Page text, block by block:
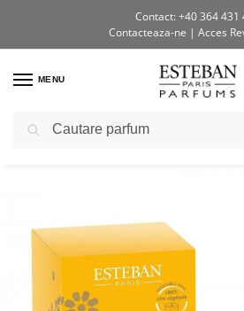
Contact: +40 364 431
Contacteaza-ne | Acces
MENU
Prima pagină / Shop / Lumânări parfumate